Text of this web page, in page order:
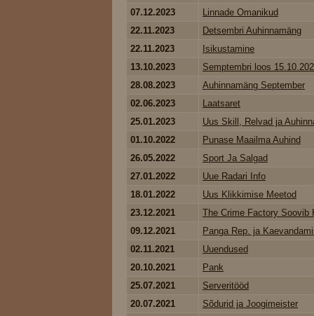
07.12.2023
Linnade Omanikud
22.11.2023
Detsembri Auhinnamäng
22.11.2023
Isikustamine
13.10.2023
Semptembri loos
28.08.2023
Auhinnamäng September
02.06.2023
Laatsaret
25.01.2023
Uus Skill, Relvad ja
01.10.2022
Punase Maailma Auhind
26.05.2022
Sport Ja Salgad
27.01.2022
Uue Radari Info
18.01.2022
Uus Klikkimise Meetod
23.12.2021
The Crime Factory Soovib
09.12.2021
Panga Rep. ja
02.11.2021
Uuendused
20.10.2021
Pank
25.07.2021
Serveritööd
20.07.2021
Sõdurid ja Joogimeister